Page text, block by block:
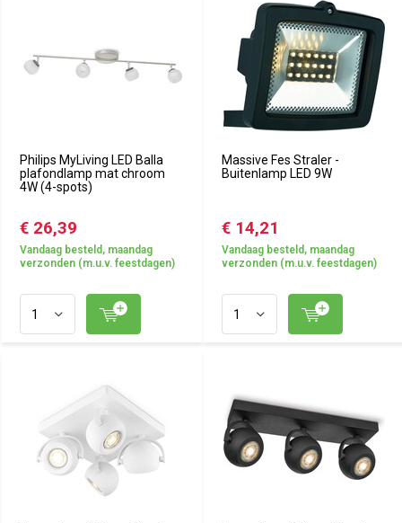
Philips MyLiving LED Balla
plafondlamp mat chroom
4W (4-spots)
€ 26,39
Vandaag besteld, maandag
verzonden (m.u.v. feestdagen)
Massive Fes Straler -
Buitenlamp LED 9W
€ 14,21
Vandaag besteld, maandag
verzonden (m.u.v. feestdagen)